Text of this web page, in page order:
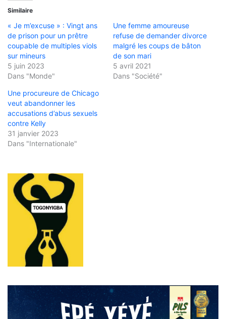
Similaire
« Je m’excuse » : Vingt ans
de prison pour un prêtre
coupable de multiples viols
sur mineurs
5 juin 2023
Dans "Monde"
Une femme amoureuse
refuse de demander divorce
malgré les coups de bâton
de son mari
5 avril 2021
Dans "Société"
Une procureure de Chicago
veut abandonner les
accusations d’abus sexuels
contre Kelly
31 janvier 2023
Dans "Internationale"